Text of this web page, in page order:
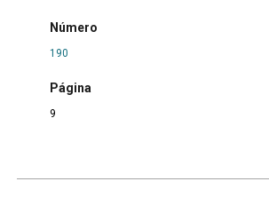
Número
190
Página
9